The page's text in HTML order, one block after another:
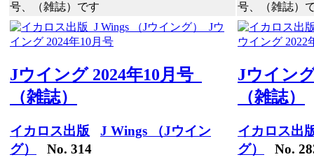
号、（雑誌）です
号、（雑誌）
Jウイング 2024年10月号
（雑誌）
イカロス出版
J Wings （Jウイン
グ）
No. 314
Jウイン
（雑誌）
イカロス出
グ）
No.